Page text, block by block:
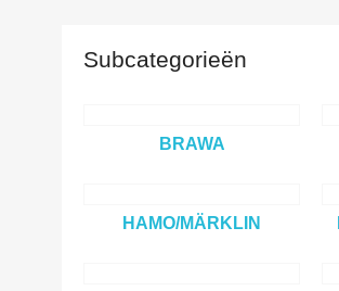
Subcategorieën
BRAWA
HAMO/MÄRKLIN